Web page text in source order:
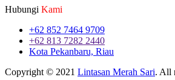
Hubungi Kami
+62 852 7464 9709
+62 813 7282 2440
Kota Pekanbaru, Riau
Copyright © 2021 Lintasan Merah Sari. All